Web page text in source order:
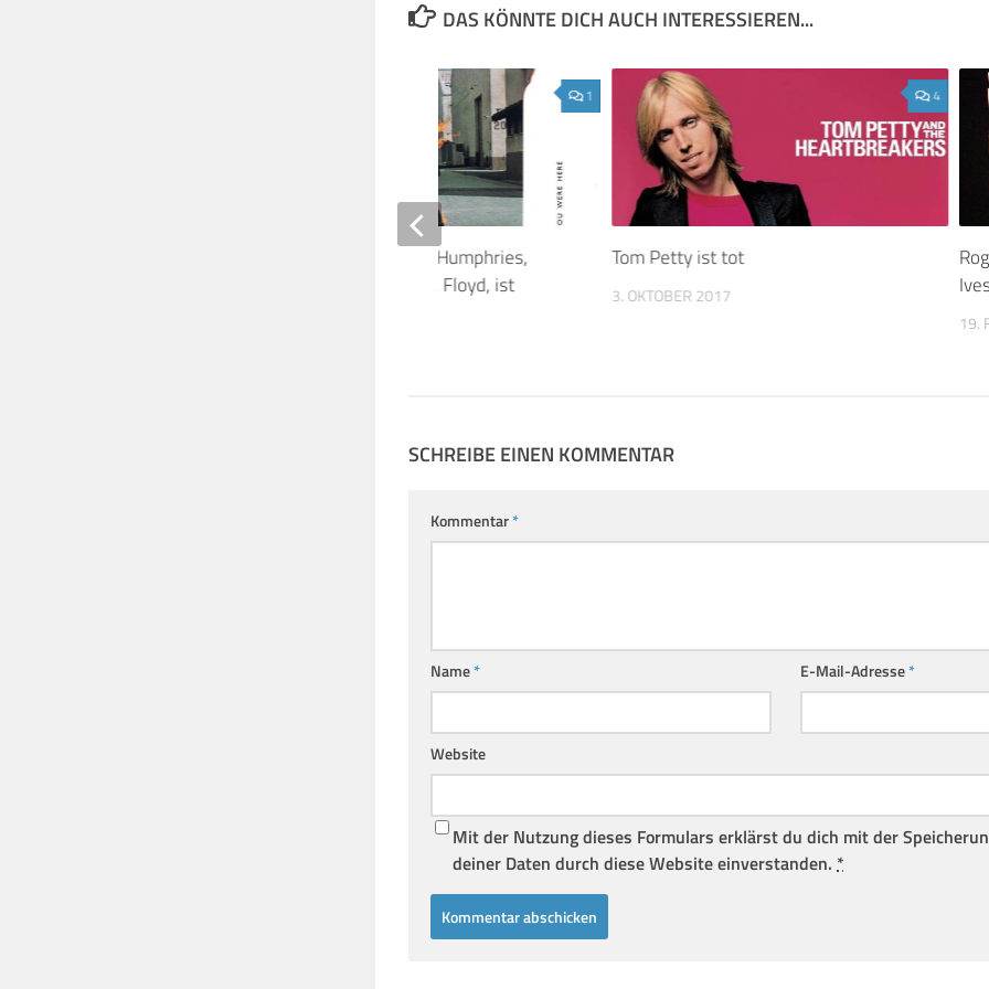
DAS KÖNNTE DICH AUCH INTERESSIEREN...
4
Tom Petty ist tot
3. OKTOBER 2017
19.
1
Oh, wie traurig: Brian Humphries,
Tontechniker von Pink Floyd, ist
SCHREIBE EINEN KOMMENTAR
Kommentar*
Name* E-Mail-Adresse*
Website
Mit der Nutzung dieses Formulars erklärst du dich mit der
deiner Daten durch diese Website einverstanden. *